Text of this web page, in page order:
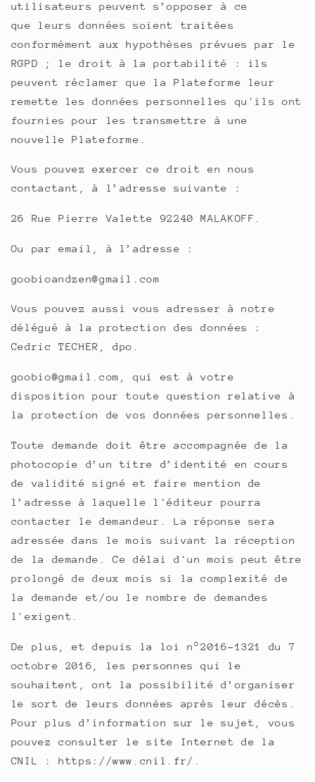
utilisateurs peuvent s’opposer à ce
que leurs données soient traitées
conformément aux hypothèses prévues par le
RGPD ; le droit à la portabilité : ils
peuvent réclamer que la Plateforme leur
remette les données personnelles qu'ils ont
fournies pour les transmettre à une
nouvelle Plateforme.
Vous pouvez exercer ce droit en nous
contactant, à l’adresse suivante :
26 Rue Pierre Valette 92240 MALAKOFF.
Ou par email, à l’adresse :
goobioandzen@gmail.com
Vous pouvez aussi vous adresser à notre
délégué à la protection des données :
Cedric TECHER, dpo.
goobio@gmail.com, qui est à votre
disposition pour toute question relative à
la protection de vos données personnelles.
Toute demande doit être accompagnée de la
photocopie d’un titre d’identité en cours
de validité signé et faire mention de
l’adresse à laquelle l'éditeur pourra
contacter le demandeur. La réponse sera
adressée dans le mois suivant la réception
de la demande. Ce délai d'un mois peut être
prolongé de deux mois si la complexité de
la demande et/ou le nombre de demandes
l'exigent.
De plus, et depuis la loi n°2016-1321 du 7
octobre 2016, les personnes qui le
souhaitent, ont la possibilité d’organiser
le sort de leurs données après leur décès.
Pour plus d’information sur le sujet, vous
pouvez consulter le site Internet de la
CNIL : https://www.cnil.fr/.